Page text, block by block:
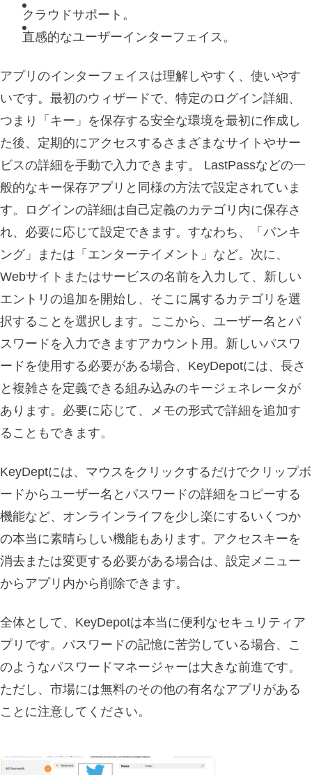
クラウドサポート。
直感的なユーザーインターフェイス。
アプリのインターフェイスは理解しやすく、使いやす
いです。最初のウィザードで、特定のログイン詳細、
つまり「キー」を保存する安全な環境を最初に作成し
た後、定期的にアクセスするさまざまなサイトやサー
ビスの詳細を手動で入力できます。 LastPassなどの一
般的なキー保存アプリと同様の方法で設定されていま
す。ログインの詳細は自己定義のカテゴリ内に保存さ
れ、必要に応じて設定できます。すなわち、「バンキ
ング」または「エンターテイメント」など。次に、
Webサイトまたはサービスの名前を入力して、新しい
エントリの追加を開始し、そこに属するカテゴリを選
択することを選択します。ここから、ユーザー名とパ
スワードを入力できますアカウント用。新しいパスワ
ードを使用する必要がある場合、KeyDepotには、長さ
と複雑さを定義できる組み込みのキージェネレータが
あります。必要に応じて、メモの形式で詳細を追加す
ることもできます。
KeyDeptには、マウスをクリックするだけでクリップボ
ードからユーザー名とパスワードの詳細をコピーする
機能など、オンラインライフを少し楽にするいくつか
の本当に素晴らしい機能もあります。アクセスキーを
消去または変更する必要がある場合は、設定メニュー
からアプリ内から削除できます。
全体として、KeyDepotは本当に便利なセキュリティア
プリです。パスワードの記憶に苦労している場合、こ
のようなパスワードマネージャーは大きな前進です。
ただし、市場には無料のその他の有名なアプリがある
ことに注意してください。